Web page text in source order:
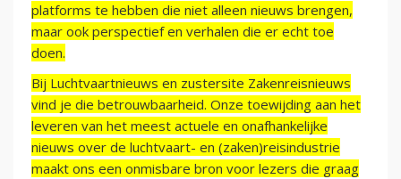
platforms te hebben die niet alleen nieuws brengen,
maar ook perspectief en verhalen die er echt toe
doen.
Bij Luchtvaartnieuws en zustersite Zakenreisnieuws
vind je die betrouwbaarheid. Onze toewijding aan het
leveren van het meest actuele en onafhankelijke
nieuws over de luchtvaart- en (zaken)reisindustrie
maakt ons een onmisbare bron voor lezers die graag